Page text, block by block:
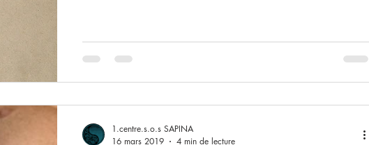
1.centre.s.o.s SAPINA
16 mars 2019
4 min de lecture